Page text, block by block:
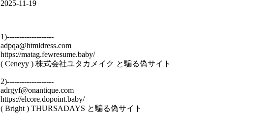
2025-11-19
1)-------------------
adpqa@htmldress.com
https://matag.fewresume.baby/
( Ceneyy ) 株式会社ユタカメイク と騙る偽サイト
2)-------------------
adrgyf@onantique.com
https://elcore.dopoint.baby/
( Bright ) THURSADAYS と騙る偽サイト